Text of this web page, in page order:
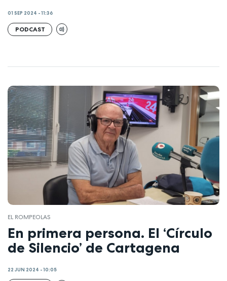
01 SEP 2024 - 11:36
PODCAST
EL ROMPEOLAS
En primera persona. El ‘Círculo
de Silencio’ de Cartagena
22 JUN 2024 - 10:05